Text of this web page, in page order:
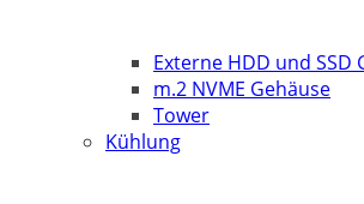
Externe HDD und SSD
m.2 NVME Gehäuse
Tower
Kühlung